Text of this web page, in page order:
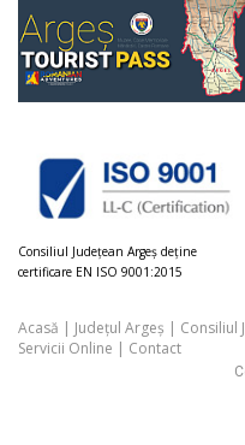
Consiliul Judeţean Argeș deţine
certificare EN ISO 9001:2015
Acasă | Județul Argeș | Consiliul
Servicii Online | Contact